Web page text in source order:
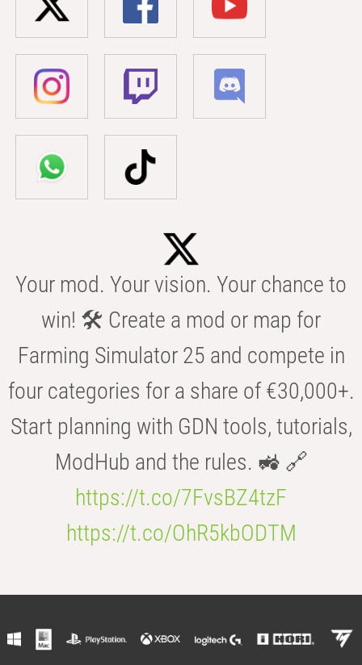
Your mod. Your vision. Your chance to
win! 🛠️ Create a mod or map for
Farming Simulator 25 and compete in
four categories for a share of €30,000+.
Start planning with GDN tools, tutorials,
ModHub and the rules. 🚜 🔗
https://t.co/7FvsBZ4tzF
https://t.co/OhR5kbODTM